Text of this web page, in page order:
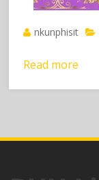
nkunphisit
Read more